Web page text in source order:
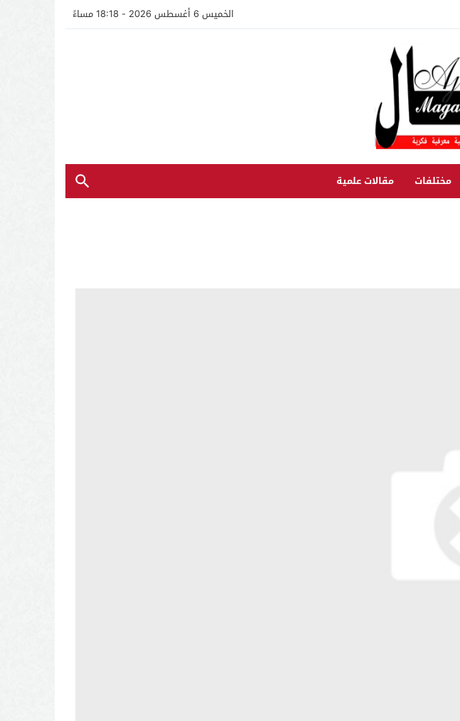
الخميس 6 أغسطس 2026 - 18:18 مساءً
مختلفات مقالات علمية